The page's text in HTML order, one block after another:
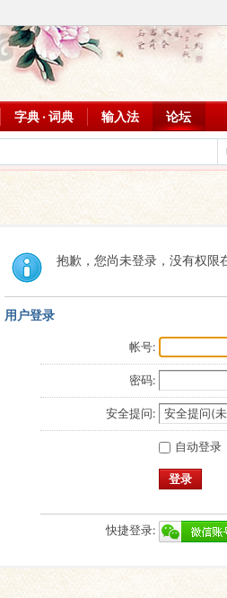
字典 · 词典 输入法 论坛
抱歉，您尚未登录，没有权限
用户登录
帐号:
密码:
安全提问:
自动登录
登录
快捷登录: